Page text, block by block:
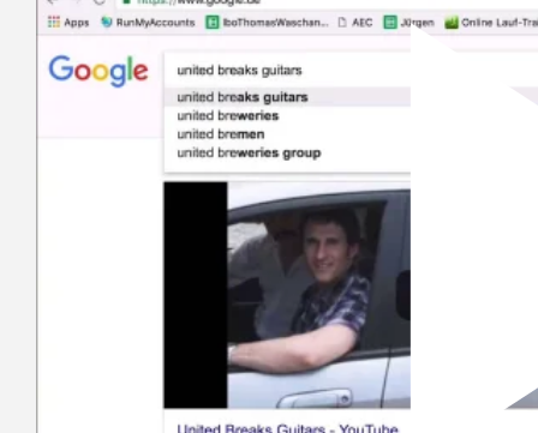
Weitere Videos zum Thema Kundendienst im
Möbelhandel:
Ist das Wort "Kulanz" im Kundendienst
noch zeitgemäß?
Kundendienst im Möbelhandel in der